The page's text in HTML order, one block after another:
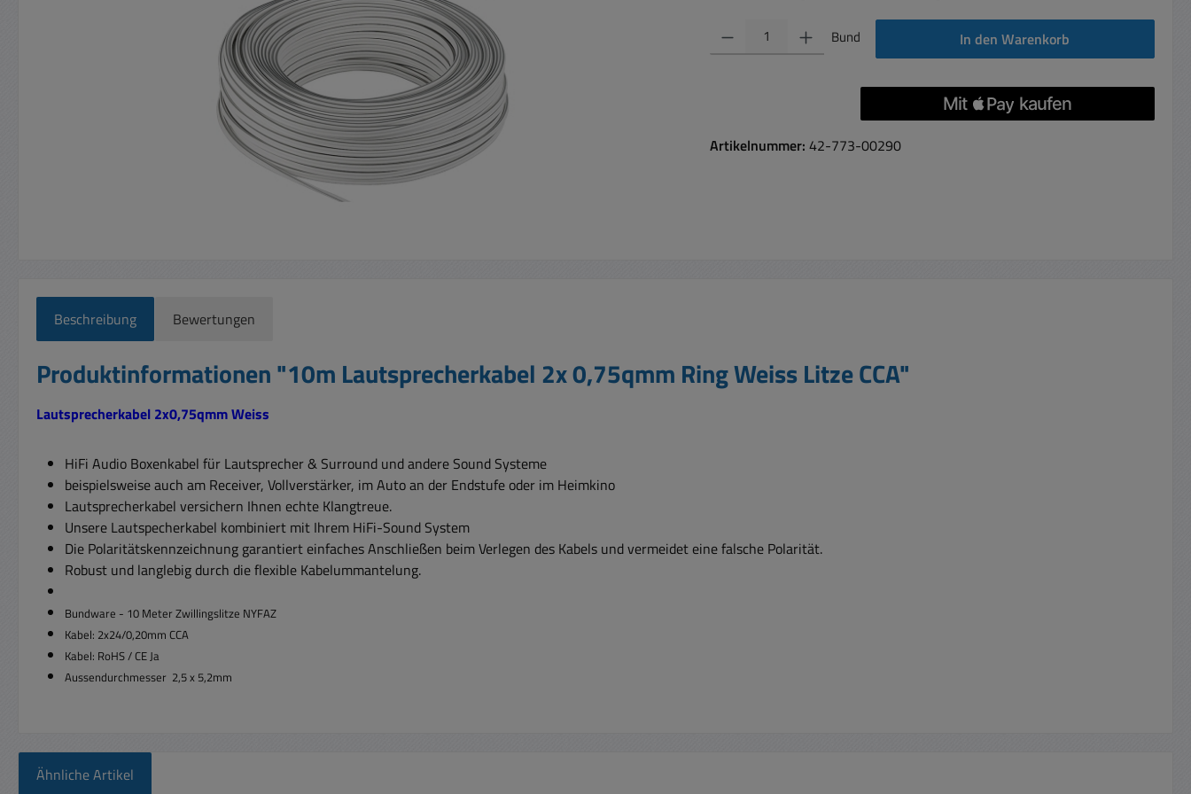
Produkt Anzahl: Gib den gewünschten Wert ein oder benutze die Schaltflächen um die
Bund In den Warenkorb
Artikelnummer: 42-773-00290
Beschreibung Bewertungen
Produktinformationen "10m Lautsprecherkabel 2x 0,75qmm Ring Weiss Litze CCA"
Lautsprecherkabel 2x0,75qmm Weiss
HiFi Audio Boxenkabel für Lautsprecher & Surround und andere Sound Systeme
beispielsweise auch am Receiver, Vollverstärker, im Auto an der Endstufe oder im Heimkino
Lautsprecherkabel versichern Ihnen echte Klangtreue.
Unsere Lautspecherkabel kombiniert mit Ihrem HiFi-Sound System
Die Polaritätskennzeichnung garantiert einfaches Anschließen beim Verlegen des Kabels und vermeidet eine falsche Polarität.
Robust und langlebig durch die flexible Kabelummantelung.
Bundware - 10 Meter Zwillingslitze NYFAZ
Kabel: 2x24/0,20mm CCA
Kabel: RoHS / CE Ja
Aussendurchmesser 2,5 x 5,2mm
Ähnliche Artikel